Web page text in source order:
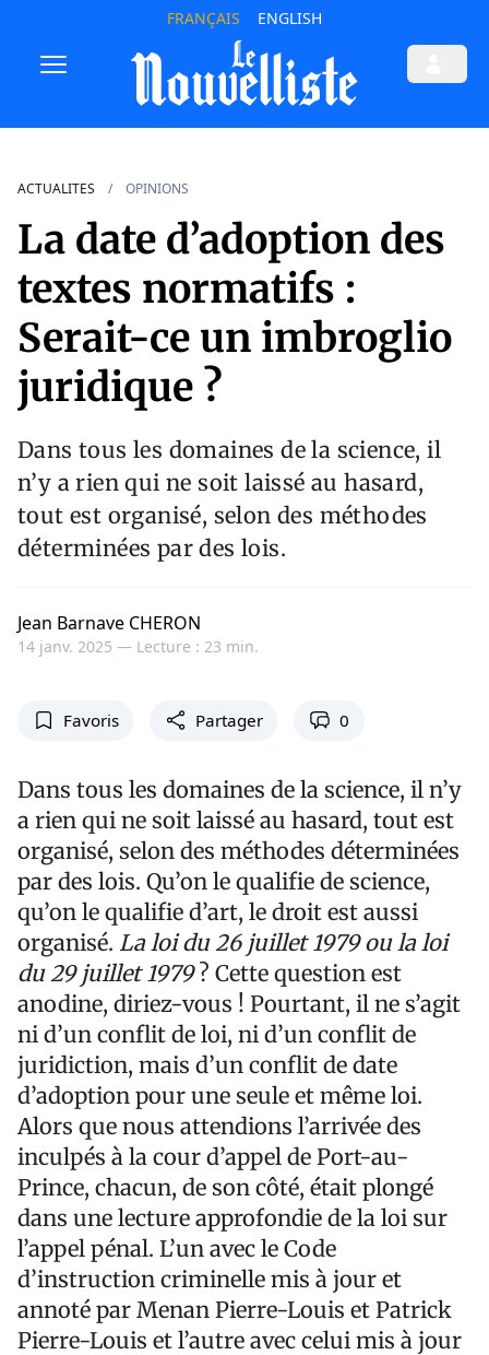
FRANÇAIS ENGLISH
ACTUALITES OPINIONS
La date d’adoption des
textes normatifs :
Serait-ce un imbroglio
juridique ?
Dans tous les domaines de la science, il
n’y a rien qui ne soit laissé au hasard,
tout est organisé, selon des méthodes
déterminées par des lois.
Jean Barnave CHERON
14 janv. 2025 — Lecture : 23 min.
Favoris Partager 0
Dans tous les domaines de la science, il n’y
a rien qui ne soit laissé au hasard, tout est
organisé, selon des méthodes déterminées
par des lois. Qu’on le qualifie de science,
qu’on le qualifie d’art, le droit est aussi
organisé. La loi du 26 juillet 1979 ou la loi
du 29 juillet 1979? Cette question est
anodine, diriez-vous ! Pourtant, il ne s’agit
ni d’un conflit de loi, ni d’un conflit de
juridiction, mais d’un conflit de date
d’adoption pour une seule et même loi.
Alors que nous attendions l’arrivée des
inculpés à la cour d’appel de Port-au-
Prince, chacun, de son côté, était plongé
dans une lecture approfondie de la loi sur
l’appel pénal. L’un avec le Code
d’instruction criminelle mis à jour et
annoté par Menan Pierre-Louis et Patrick
Pierre-Louis et l’autre avec celui mis à jour